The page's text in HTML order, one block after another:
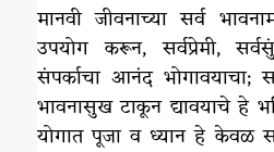
मानवी जीवनाच्या सर्व
उपयोग करून, सर्वप्रेमी,
संपर्काचा आनंद भोगावयाचा;
भावनासुख टाकून द्यावयाचे हे
योगात पूजा व ध्यान हे केवळ